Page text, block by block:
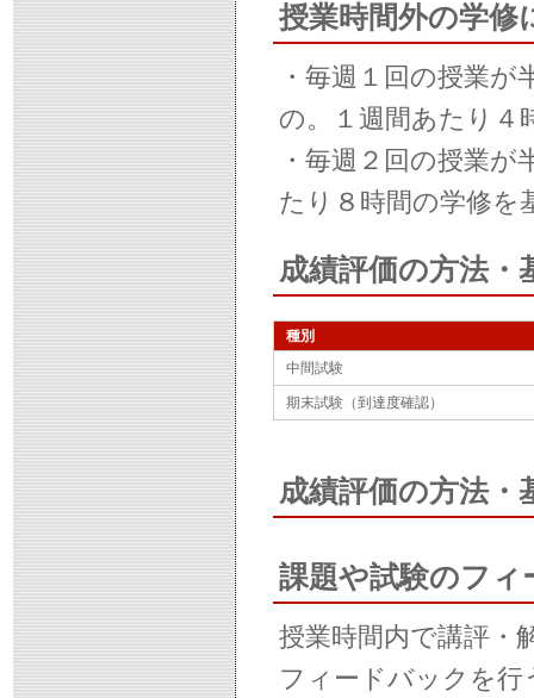
授業時間外の学修
・毎週１回の授業
の。１週間あたり４
・毎週２回の授業
たり８時間の学修を
成績評価の方法・
種別
中間試験
期末試験（到達度確認）
成績評価の方法・
課題や試験のフィ
授業時間内で講評・
フィードバックを行